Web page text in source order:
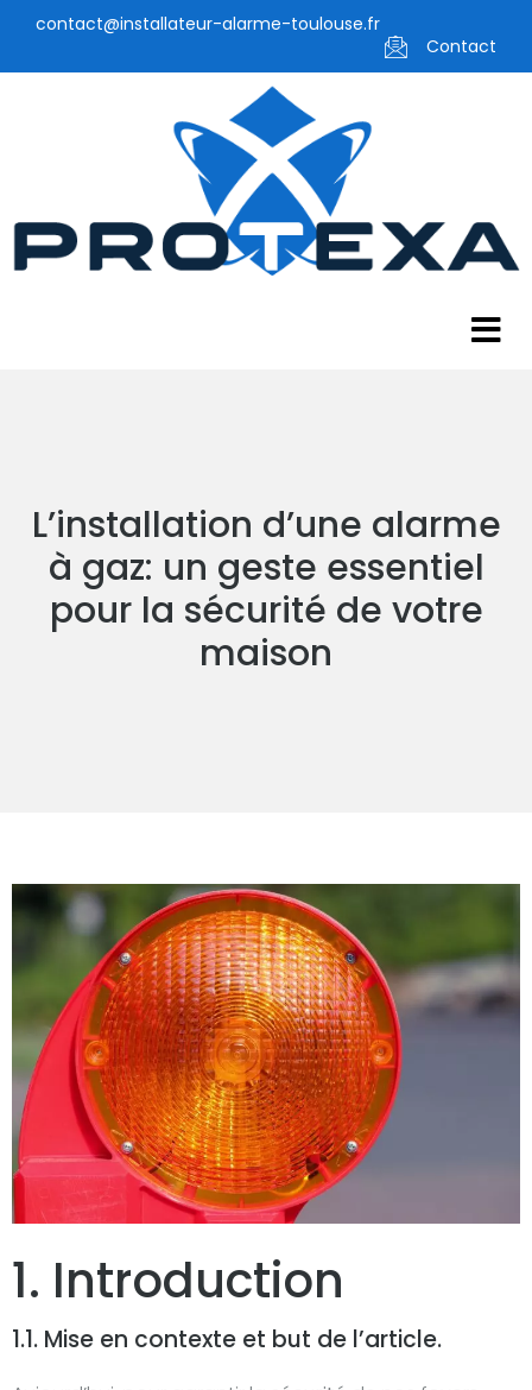
contact@installateur-alarme-toulouse.fr
Contact
L’installation d’une alarme
à gaz: un geste essentiel
pour la sécurité de votre
maison
1. Introduction
1.1. Mise en contexte et but de l’article.